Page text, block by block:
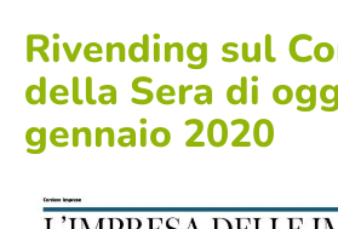
Rivending sul
della Sera di
gennaio 2020